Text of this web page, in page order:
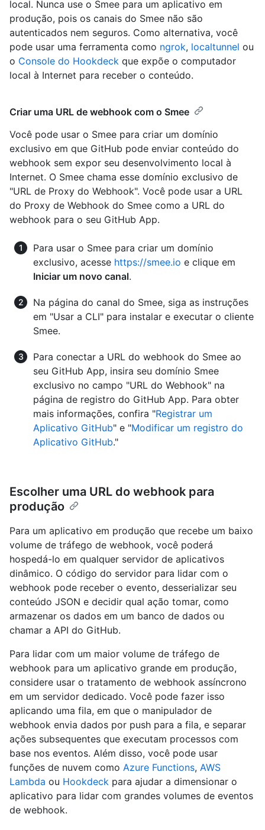
local. Nunca use o Smee para um aplicativo em
produção, pois os canais do Smee não são
autenticados nem seguros. Como alternativa, você
pode usar uma ferramenta como ngrok, localtunnel ou
o Console do Hookdeck que expõe o computador
local à Internet para receber o conteúdo.
Criar uma URL de webhook com o Smee
Você pode usar o Smee para criar um domínio
exclusivo em que GitHub pode enviar conteúdo do
webhook sem expor seu desenvolvimento local à
Internet. O Smee chama esse domínio exclusivo de
"URL de Proxy do Webhook". Você pode usar a URL
do Proxy de Webhook do Smee como a URL do
webhook para o seu GitHub App.
Para usar o Smee para criar um domínio
exclusivo, acesse https://smee.io e clique em
Iniciar um novo canal.
Na página do canal do Smee, siga as instruções
em "Usar a CLI" para instalar e executar o cliente
Smee.
Para conectar a URL do webhook do Smee ao
seu GitHub App, insira seu domínio Smee
exclusivo no campo "URL do Webhook" na
página de registro do GitHub App. Para obter
mais informações, confira "Registrar um
Aplicativo GitHub" e "Modificar um registro do
Aplicativo GitHub."
Escolher uma URL do webhook para
produção
Para um aplicativo em produção que recebe um baixo
volume de tráfego de webhook, você poderá
hospedá-lo em qualquer servidor de aplicativos
dinâmico. O código do servidor para lidar com o
webhook pode receber o evento, desserializar seu
conteúdo JSON e decidir qual ação tomar, como
armazenar os dados em um banco de dados ou
chamar a API do GitHub.
Para lidar com um maior volume de tráfego de
webhook para um aplicativo grande em produção,
considere usar o tratamento de webhook assíncrono
em um servidor dedicado. Você pode fazer isso
aplicando uma fila, em que o manipulador de
webhook envia dados por push para a fila, e separar
ações subsequentes que executam processos com
base nos eventos. Além disso, você pode usar
funções de nuvem como Azure Functions, AWS
Lambda ou Hookdeck para ajudar a dimensionar o
aplicativo para lidar com grandes volumes de eventos
de webhook.